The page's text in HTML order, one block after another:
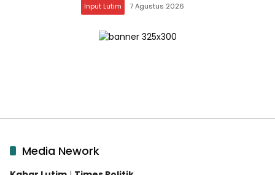
Input Lutim 7 Agustus 2026
Media Nework